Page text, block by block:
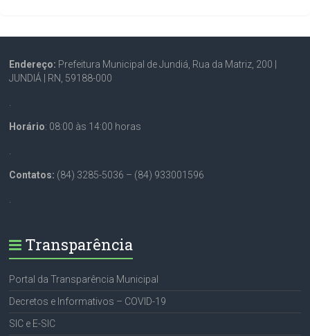
Endereço: Prefeitura Municipal de Jundiá, Rua da Matriz, 200 |
JUNDIÁ | RN, 59188-000
.
Horário: 08:00 às 14:00 horas
.
Contatos: (84) 3285-5036 – (84) 933001596
.
Transparência
Portal da Transparência Municipal
Decretos e Informativos – COVID-19
SIC e E-SIC